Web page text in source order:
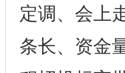
定调、会上
条长、资金